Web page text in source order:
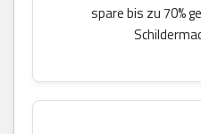
spare bis zu 70%